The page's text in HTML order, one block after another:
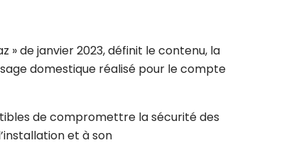
» de janvier 2023, définit le contenu, la
domestique réalisé pour le compte
de compromettre la sécurité des
et à son